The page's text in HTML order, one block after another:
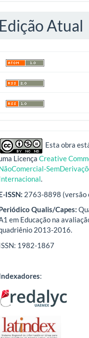
Edição Atual
indexadores
Esta obra
Licença Creative
.
ISSN: 2763-8898 (versão
Qualis/Capes:
em Educação na
2013-2016.
1982-1867
: